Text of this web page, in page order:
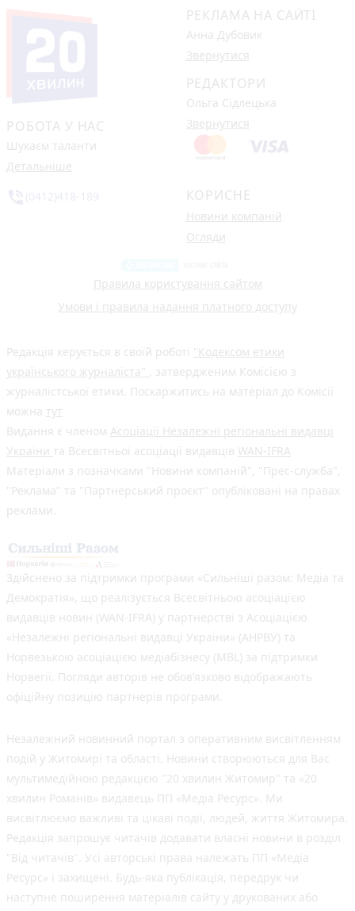
РОБОТА У НАС
Шукаєм таланти
Детальніше
РЕКЛАМА НА САЙТІ
Анна Дубовик
Звернутися
РЕДАКТОРИ
Ольга Сідлецька
Звернутися
КОРИСНЕ
Новини компаній
Огляди
Правила користування сайтом
Умови і правила надання платного доступу
Редакція керується в своїй роботі "Кодексом етики
українського журналіста"
, затвердженим Комісією з
журналістської етики. Поскаржитись на матеріал до Комісії
можна тут
Видання є членом Асоціації Незалежні регіональні видавці
України та Всесвітньої асоціації видавців WAN-IFRA
Матеріали з позначками "Новини компаній", "Прес-служба",
"Реклама" та "Партнерський проєкт" опубліковані на правах
реклами.
Здійснено за підтримки програми «Сильніші разом: Медіа та
Демократія», що реалізується Всесвітньою асоціацією
видавців новин (WAN-IFRA) у партнерстві з Асоціацією
«Незалежні регіональні видавці України» (АНРВУ) та
Норвезькою асоціацією медіабізнесу (MBL) за підтримки
Норвегії. Погляди авторів не обов’язково відображають
офіційну позицію партнерів програми.
Незалежний новинний портал з оперативним висвітленням
подій у Житомирі та області. Новини створюються для Вас
мультимедійною редакцією "20 хвилин Житомир" та «20
хвилин Романів» видавець ПП «Медіа Ресурс». Ми
висвітлюємо важливі та цікаві події, людей, життя Житомира.
Редакція запрошує читачів додавати власні новини в розділ
"Від читачів". Усі авторські права належать ПП «Медіа
Ресурс» і захищені. Будь-яка публiкацiя, передрук чи
наступне поширення матеріалів сайту у друкованих або